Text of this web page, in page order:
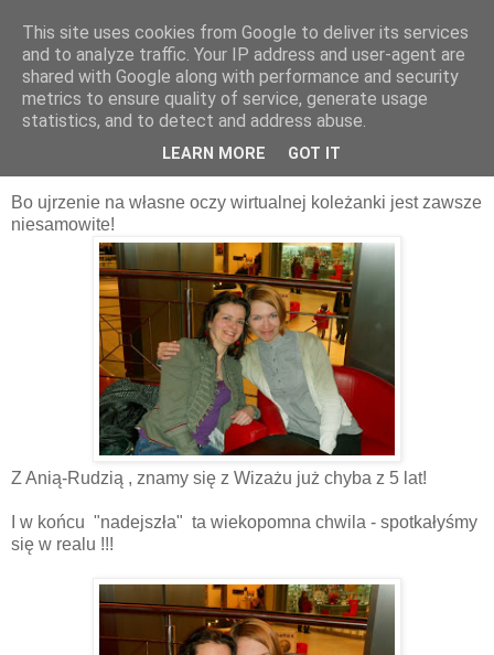
08 marca 2011
Niesamowite spotkania !!!
Bo ujrzenie na własne oczy wirtualnej koleżanki jest zawsze
niesamowite!
Z Anią-Rudzią , znamy się z Wizażu już chyba z 5 lat!
I w końcu "nadejszła" ta wiekopomna chwila - spotkałyśmy
się w realu !!!
This site uses cookies from Google to deliver its services
and to analyze traffic. Your IP address and user-agent are
shared with Google along with performance and security
metrics to ensure quality of service, generate usage
statistics, and to detect and address abuse.
LEARN MORE GOT IT